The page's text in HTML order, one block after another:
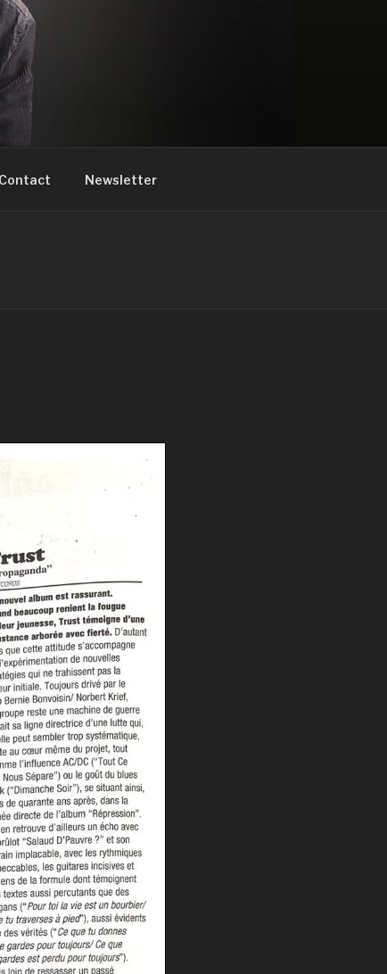
Contact Newsletter